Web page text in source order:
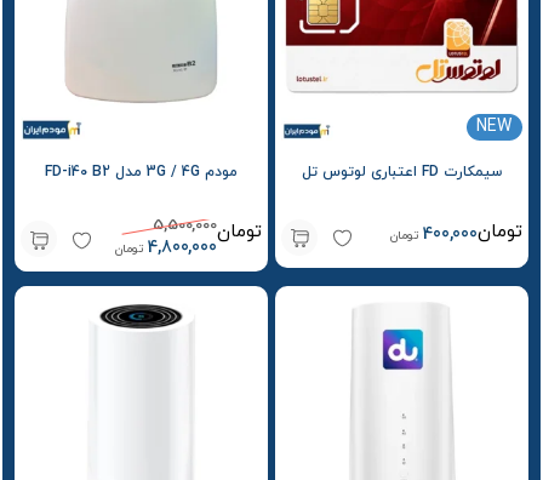
NEW
سیمکارت FD اعتباری لوتوس تل
400,000 تومان تومان
مودم 3G / 4G مدل FD-i40 B2
5,500,000
4,800,000 تومان
تومان